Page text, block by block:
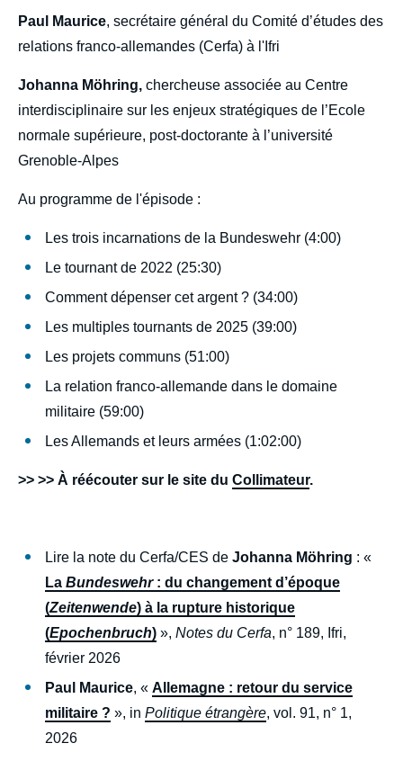
Paul Maurice, secrétaire général du Comité d’études des
relations franco-allemandes (Cerfa) à l'Ifri
Johanna Möhring, chercheuse associée au Centre
interdisciplinaire sur les enjeux stratégiques de l’Ecole
normale supérieure, post-doctorante à l’université
Grenoble-Alpes
Au programme de l'épisode :
Les trois incarnations de la Bundeswehr (4:00)
Le tournant de 2022 (25:30)
Comment dépenser cet argent ? (34:00)
Les multiples tournants de 2025 (39:00)
Les projets communs (51:00)
La relation franco-allemande dans le domaine
militaire (59:00)
Les Allemands et leurs armées (1:02:00)
>> >> À réécouter sur le site du Collimateur.
Lire la note du Cerfa/CES de Johanna Möhring : «
La Bundeswehr: du changement d’époque
(Zeitenwende) à la rupture historique
(Epochenbruch) », Notes du Cerfa, n° 189, Ifri,
février 2026
Paul Maurice, « Allemagne : retour du service
militaire ? », in Politique étrangère, vol. 91, n° 1,
2026